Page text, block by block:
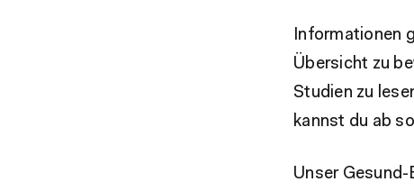
Informationen
Übersicht zu
Studien zu
kannst du ab
Unser